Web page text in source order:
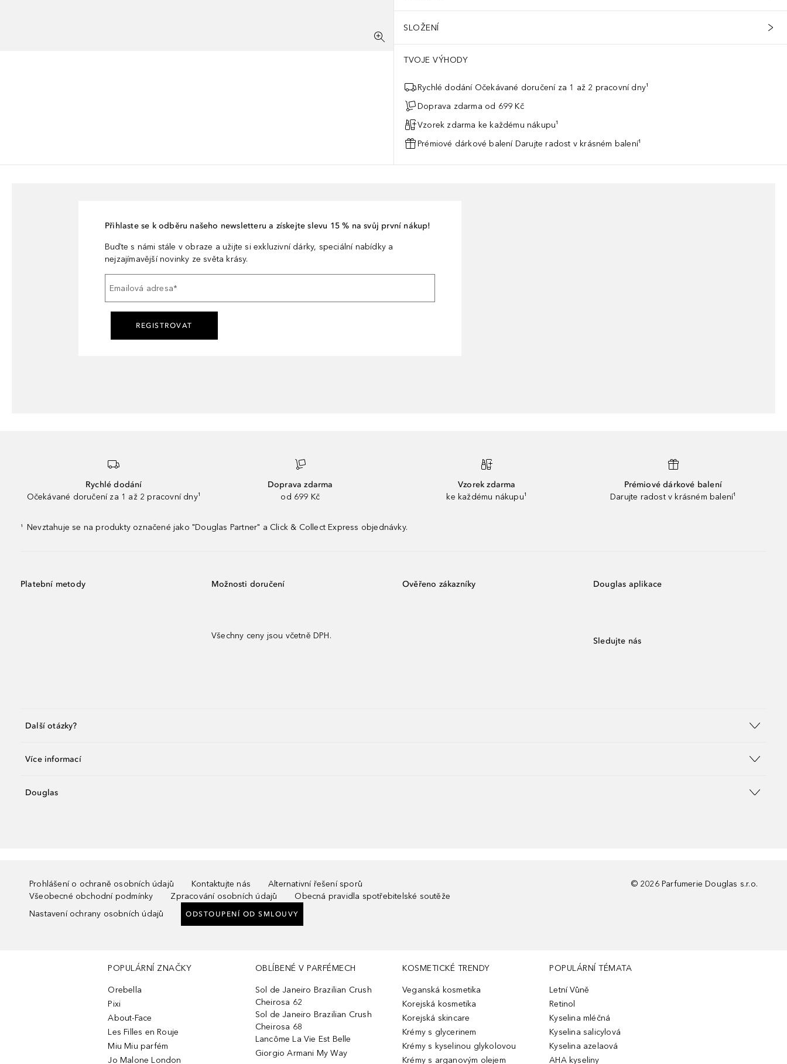
SLOŽENÍ
TVOJE VÝHODY
Rychlé dodání Očekávané doručení za 1 až 2 pracovní dny¹
Doprava zdarma od 699 Kč
Vzorek zdarma ke každému nákupu¹
Prémiové dárkové balení Darujte radost v krásném balení¹
Přihlaste se k odběru našeho newsletteru a získejte slevu 15 % na svůj první nákup!
Buďte s námi stále v obraze a užijte si exkluzivní dárky, speciální nabídky a
nejzajímavější novinky ze světa krásy.
Emailová adresa*
REGISTROVAT
Rychlé dodání
Očekávané doručení za 1 až 2 pracovní dny¹
Doprava zdarma
od 699 Kč
Vzorek zdarma
ke každému nákupu¹
Prémiové dárkové balení
Darujte radost v krásném balení¹
¹ Nevztahuje se na produkty označené jako "Douglas Partner" a Click & Collect Express objednávky.
Platební metody Možnosti doručení
Všechny ceny jsou včetně DPH.
Ověřeno zákazníky Douglas aplikace
Sledujte nás
Další otázky?
Více informací
Douglas
Prohlášení o ochraně osobních údajů Kontaktujte nás
Alternativní řešení sporů
Všeobecné obchodní podmínky
Zpracování osobních údajů
Obecná pravidla spotřebitelské soutěže
Nastavení ochrany osobních údajů
ODSTOUPENÍ OD SMLOUVY
© 2026 Parfumerie Douglas s.r.o.
POPULÁRNÍ ZNAČKY
Orebella
Pixi
About-Face
Les Filles en Rouje
Miu Miu parfém
Jo Malone London
OBLÍBENÉ V PARFÉMECH
Sol de Janeiro Brazilian Crush
Cheirosa 62
Sol de Janeiro Brazilian Crush
Cheirosa 68
Lancôme La Vie Est Belle
Giorgio Armani My Way
KOSMETICKÉ TRENDY
Veganská kosmetika
Korejská kosmetika
Korejská skincare
Krémy s glycerinem
Krémy s kyselinou glykolovou
Krémy s arganovým olejem
POPULÁRNÍ TÉMATA
Letní Vůně
Retinol
Kyselina mléčná
Kyselina salicylová
Kyselina azelaová
AHA kyseliny